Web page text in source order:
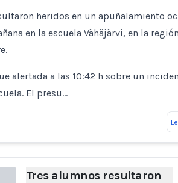
heridos en un apuñalamiento
en la escuela Vähäjärvi, en la
alertada a las 10:42 h sobre un
El presu…
Tres alumnos resultaron